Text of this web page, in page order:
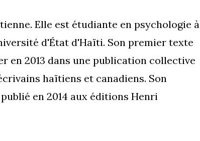
Elle est étudiante en psychologie à
d'État d'Haïti. Son premier texte
en 2013 dans une publication collective
haïtiens et canadiens. Son
en 2014 aux éditions Henri